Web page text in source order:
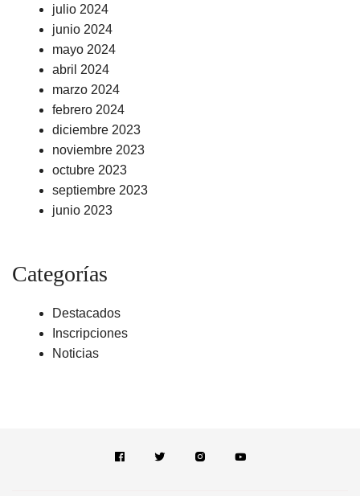
julio 2024
junio 2024
mayo 2024
abril 2024
marzo 2024
febrero 2024
diciembre 2023
noviembre 2023
octubre 2023
septiembre 2023
junio 2023
Categorías
Destacados
Inscripciones
Noticias